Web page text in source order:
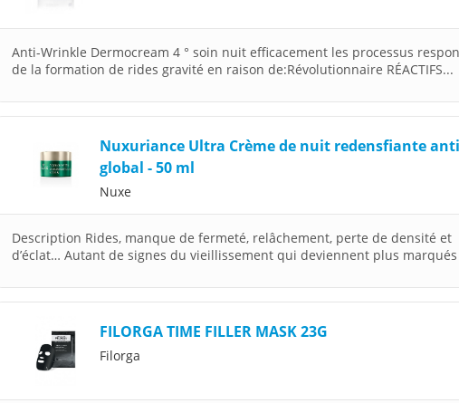
Anti-Wrinkle Dermocream 4 ° soin nuit efficacement les processus
de la formation de rides gravité en raison de:Révolutionnaire RÉACTIFS...
Nuxuriance Ultra Crème de nuit redensfiante
global - 50 ml
Nuxe
Description Rides, manque de fermeté, relâchement, perte de densité et
d’éclat… Autant de signes du vieillissement qui deviennent plus marqués
FILORGA TIME FILLER MASK 23G
Filorga